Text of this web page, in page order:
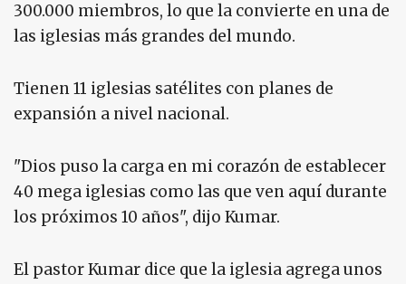
300.000 miembros, lo que la convierte en una de
las iglesias más grandes del mundo.
Tienen 11 iglesias satélites con planes de
expansión a nivel nacional.
"Dios puso la carga en mi corazón de establecer
40 mega iglesias como las que ven aquí durante
los próximos 10 años", dijo Kumar.
El pastor Kumar dice que la iglesia agrega unos